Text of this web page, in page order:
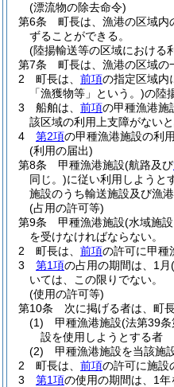
(漂流物の除去命令)
第6条
町長は、漁港の区域内
ずることができる。
(陸揚輸送等の区域における
第7条
町長は、漁港の区域の
2
町長は、 前項の指定区域内
「漁獲物等」という。)の陸
3
船舶は、 前項の甲種漁港施
該区域の利用上支障がない
4
第2項の甲種漁港施設の利
(利用の届出)
第8条
甲種漁港施設(航路及び
同じ。)に従い利用しようと
施設のうち輸送施設及び漁
(占用の許可等)
第9条
甲種漁港施設(水域施
を受けなければならない。
2
町長は、 前項の許可に甲種
3
第1項の占用の期間は、1月
いては、この限りでない。
(使用の許可等)
第10条
次に掲げる者は、町
(1)
甲種漁港施設(法第39条
設を使用しようとする者
(2)
甲種漁港施設を当該施
2
町長は、 前項の許可に施設
3
第1項の使用の期間は、1年